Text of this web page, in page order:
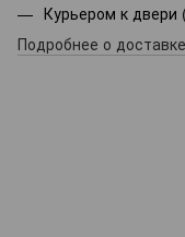
Курьером к двери
Подробнее о доставке